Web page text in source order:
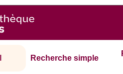
Recherche simple